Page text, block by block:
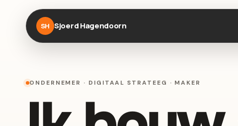
SH Sjoerd Hagendoorn
ONDERNEMER · DIGITAAL STRATEEG · MAKER